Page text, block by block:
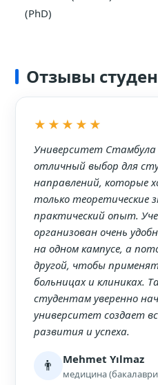
(PhD)
Отзывы
★★★★★
Университет
отличный выбор для
направлений, которые
только теоретические
практический опыт.
организован очень
на одном кампусе, а
другой, чтобы
больницах и клиниках.
студентам уверенно
университет создает
развития и успеха.
👨 Mehmet Yılmaz
медицина